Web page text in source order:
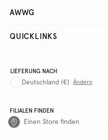
AWWG
QUICKLINKS
LIEFERUNG NACH
Deutschland (€) Ändern
FILIALEN FINDEN
Einen Store finden